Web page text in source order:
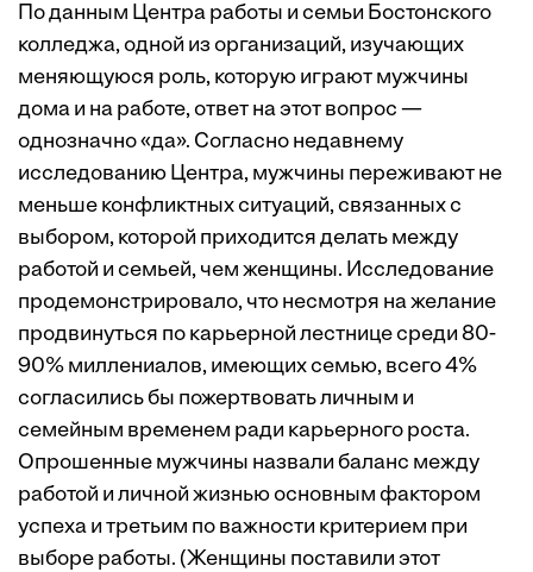
По данным Центра работы и семьи Бостонского
колледжа, одной из организаций, изучающих
меняющуюся роль, которую играют мужчины
дома и на работе, ответ на этот вопрос —
однозначно «да». Согласно недавнему
исследованию Центра, мужчины переживают не
меньше конфликтных ситуаций, связанных с
выбором, которой приходится делать между
работой и семьей, чем женщины. Исследование
продемонстрировало, что несмотря на желание
продвинуться по карьерной лестнице среди 80-
90% миллениалов, имеющих семью, всего 4%
согласились бы пожертвовать личным и
семейным временем ради карьерного роста.
Опрошенные мужчины назвали баланс между
работой и личной жизнью основным фактором
успеха и третьим по важности критерием при
выборе работы. (Женщины поставили этот